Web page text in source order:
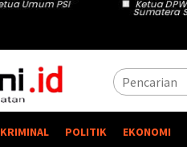
KRIMINAL POLITIK EKONOMI